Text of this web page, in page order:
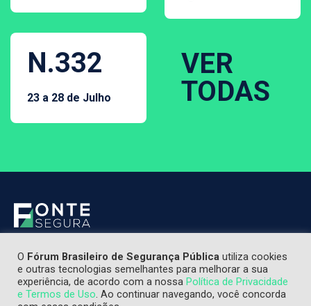
N.332
23 a 28 de Julho
VER
TODAS
O Fórum Brasileiro de Segurança Pública utiliza cookies
e outras tecnologias semelhantes para melhorar a sua
experiência, de acordo com a nossa Política de Privacidade
e Termos de Uso. Ao continuar navegando, você concorda